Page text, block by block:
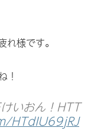
様です。
！
いおん！HTT
HTdIU69jRJ